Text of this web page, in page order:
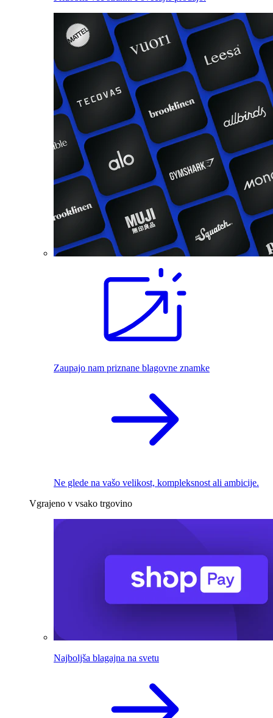
Zaupajo nam priznane blagovne znamke
Ne glede na vašo velikost, kompleksnost ali ambicije.
Vgrajeno v vsako trgovino
Najboljša blagajna na svetu